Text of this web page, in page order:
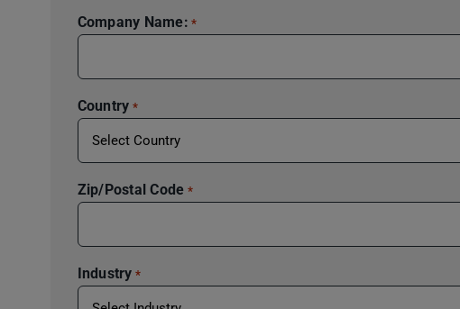
Company Name: *
Country *
Zip/Postal Code *
Industry *